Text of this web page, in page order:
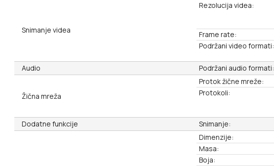
Snimanje videa
Rezolucija videa:
Frame rate:
Podržani video formati:
Audio
Podržani audio formati:
Žična mreža
Protok žične mreže:
Protokoli:
Dodatne funkcije
Snimanje:
Dimenzije:
Masa:
Boja: